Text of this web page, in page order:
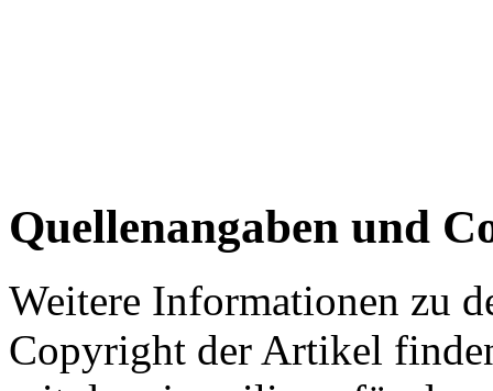
Quellenangaben und
Weitere Informationen zu
Copyright der Artikel